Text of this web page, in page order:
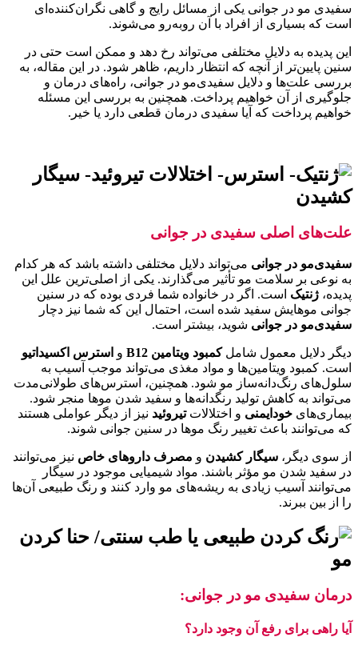
سفیدی‌ مو در جوانی یکی از مسائل رایج و گاهی نگران‌کننده‌ای
است که بسیاری از افراد با آن روبه‌رو می‌شوند.
این پدیده به دلایل مختلفی می‌تواند رخ دهد و ممکن است حتی در
سنین پایین‌تر از آنچه که انتظار داریم، ظاهر شود. در این مقاله، به
بررسی علت‌ها و دلایل سفیدی‌مو در جوانی، راه‌های درمان و
جلوگیری از آن خواهیم پرداخت. همچنین به بررسی این مسئله
خواهیم پرداخت که آیا سفیدی درمان قطعی دارد یا خیر.
علت‌های اصلی سفیدی در جوانی
سفیدی‌مو در جوانی می‌تواند دلایل مختلفی داشته باشد که هر کدام
به نوعی بر سلامت مو تأثیر می‌گذارند. یکی از اصلی‌ترین علل این
پدیده، ژنتیک است. اگر در خانواده شما فردی بوده که در سنین
جوانی موهایش سفید شده است، احتمال این که شما نیز دچار
سفیدی‌مو در جوانی شوید، بیشتر است.
دیگر دلایل معمول شاملکمبود ویتامین و استرس اکسیداتیو
است. کمبود ویتامین‌ها و مواد مغذی می‌تواند موجب آسیب به
سلول‌های رنگ‌دانه‌ساز مو شود. همچنین، استرس‌های طولانی‌مدت
می‌تواند به کاهش تولید رنگدانه‌ها و سفید شدن موها منجر شود.
بیماری‌های خودایمنی و اختلالاتتیروئید نیز از دیگر عواملی هستند
که می‌توانند باعث تغییر رنگ موها در سنین جوانی شوند.
از سوی دیگر، سیگار کشیدن و مصرف داروهای خاص نیز می‌توانند
در سفید شدن مو مؤثر باشند. مواد شیمیایی موجود در سیگار
می‌توانند آسیب زیادی به ریشه‌های مو وارد کنند و رنگ طبیعی آن‌ها
را از بین ببرند.
درمان سفیدی مو در جوانی:
آیا راهی برای رفع آن وجود دارد؟